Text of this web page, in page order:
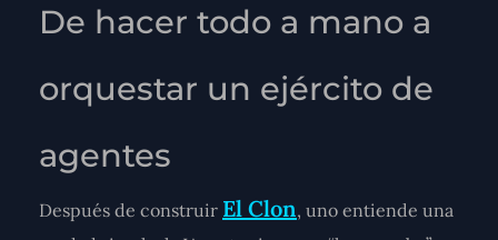
De hacer todo a mano a
orquestar un ejército de
agentes
Después de construir El Clon, uno entiende una